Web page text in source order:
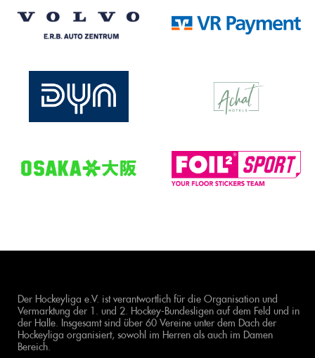
Der Hockeyliga e.V. ist verantwortlich für die Organisation und
Vermarktung der 1. und 2. Hockey-Bundesligen auf dem Feld und in
der Halle. Insgesamt sind über 60 Vereine unter dem Dach der
Hockeyliga organisiert, sowohl im Herren als auch im Damen
Bereich.